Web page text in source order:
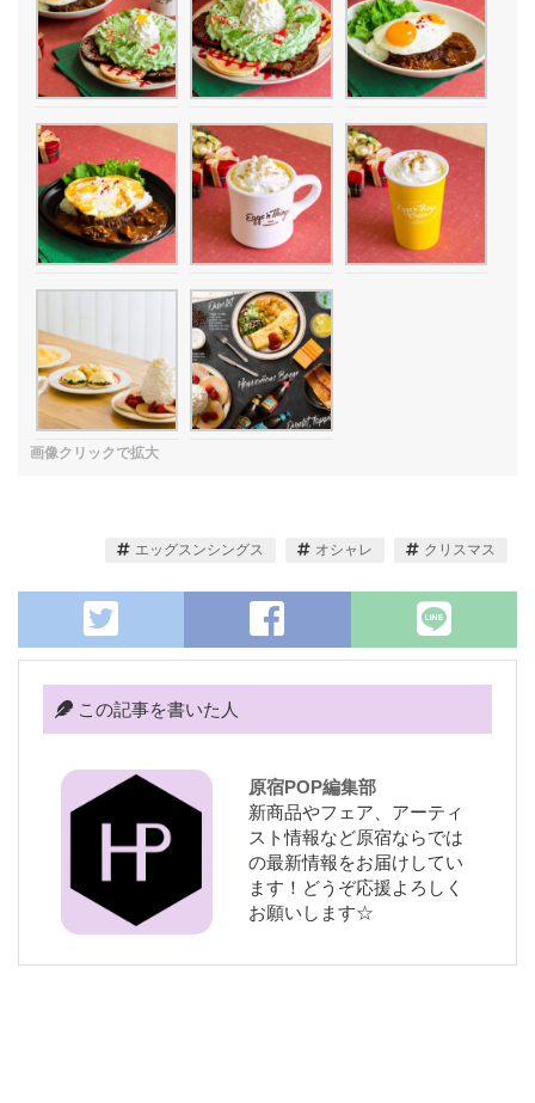
エッグスンシングス オシャレ クリスマス
この記事を書いた人
原宿POP編集部
新商品やフェア、アーティ
スト情報など原宿ならでは
の最新情報をお届けしてい
ます！どうぞ応援よろしく
お願いします☆